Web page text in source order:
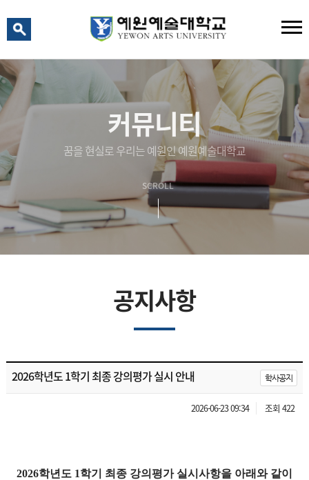
커뮤니티
꿈을 현실로 우리는 예원인 예원예술대학교
SCROLL
공지사항
2026학년도 1학기 최종 강의평가 실시 안내 학사공지
2026-06-23 09:34 조회 422
2026학년도 1학기 최종 강의평가 실시사항을 아래와 같이